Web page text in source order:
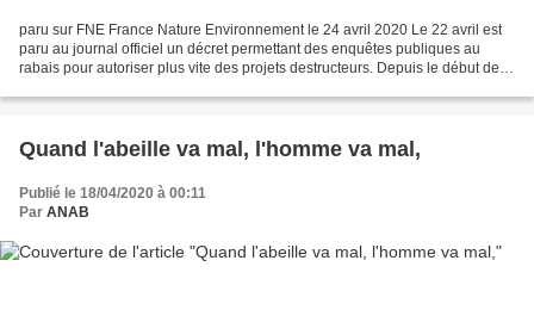
paru sur FNE France Nature Environnement le 24 avril 2020 Le 22 avril est
paru au journal officiel un décret permettant des enquêtes publiques au
rabais pour autoriser plus vite des projets destructeurs. Depuis le début de la
Quand l'abeille va mal, l'homme va mal,
Publié le 18/04/2020 à 00:11
Par ANAB